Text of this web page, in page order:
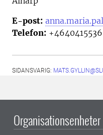
E-post:
Telefon:
SIDANSVARIG:
Organisationsenheter